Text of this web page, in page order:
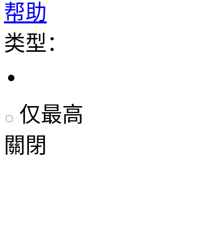
帮助
类型：
仅最高
關閉